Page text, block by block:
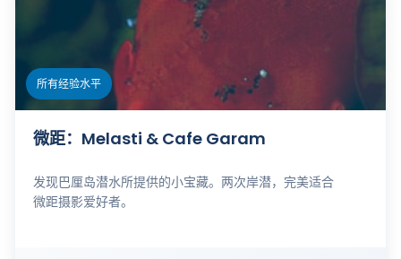
所有经验水平
微距：Melasti & Cafe Garam
发现巴厘岛潜水所提供的小宝藏。两次岸潜，完美适合
微距摄影爱好者。